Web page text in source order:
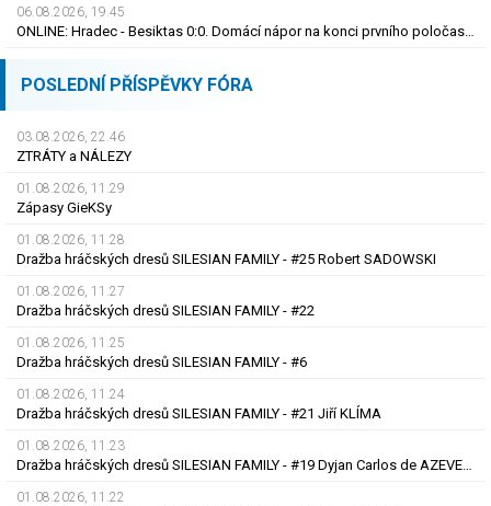
06.08.2026, 19.45
ONLINE: Hradec - Besiktas 0:0. Domácí nápor na konci prvního poločasu, branka zatím nepadla
POSLEDNÍ PŘÍSPĚVKY FÓRA
03.08.2026, 22.46
ZTRÁTY a NÁLEZY
01.08.2026, 11.29
Zápasy GieKSy
01.08.2026, 11.28
Dražba hráčských dresů SILESIAN FAMILY - #25 Robert SADOWSKI
01.08.2026, 11.27
Dražba hráčských dresů SILESIAN FAMILY - #22
01.08.2026, 11.25
Dražba hráčských dresů SILESIAN FAMILY - #6
01.08.2026, 11.24
Dražba hráčských dresů SILESIAN FAMILY - #21 Jiří KLÍMA
01.08.2026, 11.23
Dražba hráčských dresů SILESIAN FAMILY - #19 Dyjan Carlos de AZEVEDO
01.08.2026, 11.22